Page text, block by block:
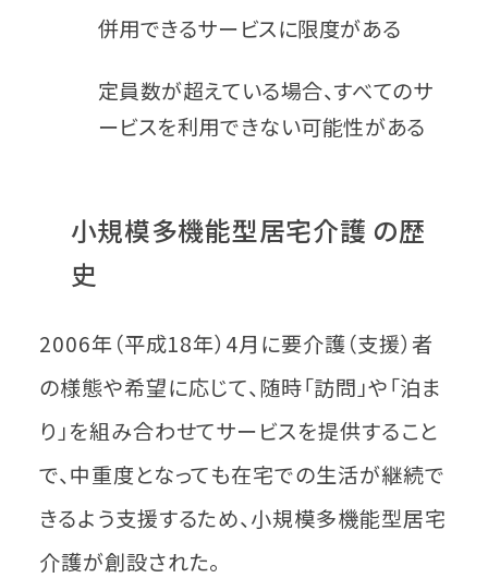
併用できるサービスに限度がある
定員数が超えている場合、すべてのサ
ービスを利用できない可能性がある
小規模多機能型居宅介護 の歴
史
2006年（平成18年）4月に要介護（支援）者
の様態や希望に応じて、随時「訪問」や「泊ま
り」を組み合わせてサービスを提供すること
で、中重度となっても在宅での生活が継続で
きるよう支援するため、小規模多機能型居宅
介護が創設された。